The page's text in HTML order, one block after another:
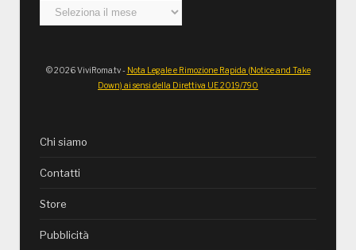
Archivi
© 2026 ViviRoma.tv - Nota Legale e Rimozione Rapida (Notice and Take
Down) ai sensi della Direttiva UE 2019/790
Chi siamo
Contatti
Store
Pubblicità